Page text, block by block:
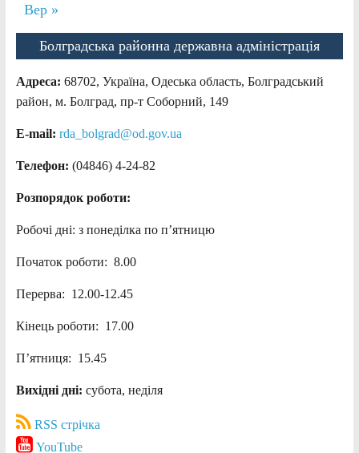
Вер »
Болградська районна державна адміністрація
Адреса: 68702, Україна, Одеська область, Болградський
район, м. Болград, пр-т Соборний, 149
E-mail: rda_bolgrad@od.gov.ua
Телефон: (04846) 4-24-82
Розпорядок роботи:
Робочі дні: з понеділка по п’ятницю
Початок роботи: 8.00
Перерва: 12.00-12.45
Кінець роботи: 17.00
П’ятниця: 15.45
Вихідні дні: субота, неділя
RSS стрічка
YouTube